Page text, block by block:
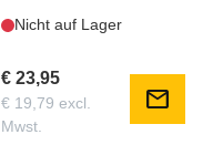
Nicht auf Lager
€ 23,95
€ 19,79 excl.
Mwst.
mail